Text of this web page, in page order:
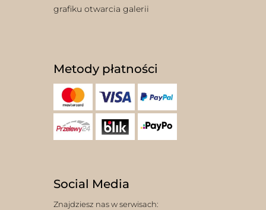
grafiku otwarcia galerii
Metody płatności
Social Media
Znajdziesz nas w serwisach: